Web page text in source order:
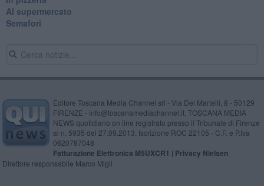
Al supermercato
Semafori
Editore Toscana Media Channel srl - Via Dei Martelli, 8 - 50129
FIRENZE - info@toscanamediachannel.it. TOSCANA MEDIA
NEWS quotidiano on line registrato presso il Tribunale di Firenze
al n. 5935 del 27.09.2013. Iscrizione ROC 22105 - C.F. e P.Iva
0620787048
Fatturazione Elettronica M5UXCR1 | Privacy Nielsen
Direttore responsabile Marco Migli